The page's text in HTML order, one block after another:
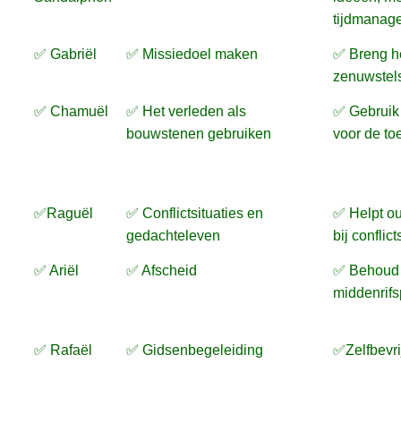
✅ Gabriël ✅ Missiedoel maken
✅ Breng
✅ Chamuël
✅ Het verleden als
bouwstenen gebruiken
✅
voor de
✅Raguël
✅ Conflictsituaties en
gedachteleven
✅ Helpt
bij
✅ Ariël ✅ Afscheid
✅ Behoud
✅ Rafaël ✅ Gidsenbegeleiding